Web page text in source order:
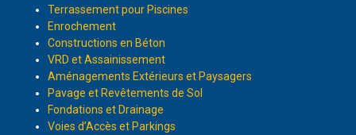
Terrassement pour Piscines
Enrochement
Constructions en Béton
VRD et Assainissement
Aménagements Extérieurs et Paysagers
Pavage et Revêtements de Sol
Fondations et Drainage
Voies d’Accès et Parkings